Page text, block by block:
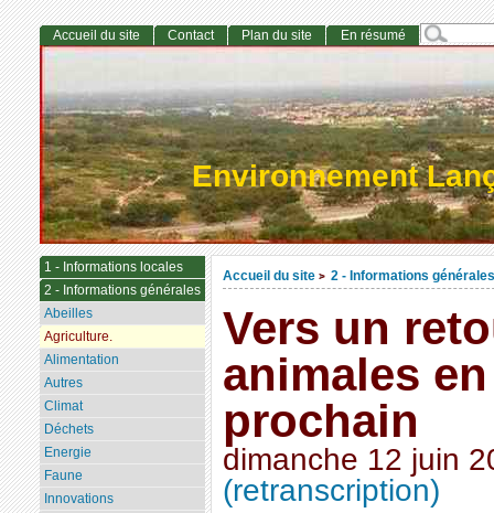
Environnement
Accueil du site > 2 - Informations générales
Vers un
animales
prochain
dimanche 12 juin
(retranscription)
Accueil du site Contact Plan du site En résumé
1 - Informations locales
2 - Informations générales
Abeilles
Agriculture.
Alimentation
Autres
Climat
Déchets
Energie
Faune
Innovations